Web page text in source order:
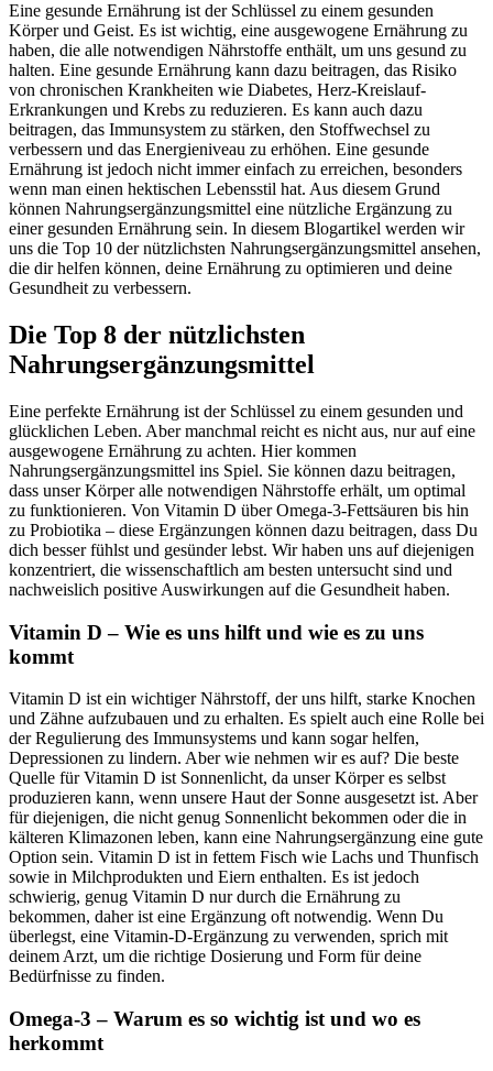
Eine gesunde Ernährung ist der Schlüssel zu einem gesunden
Körper und Geist. Es ist wichtig, eine ausgewogene Ernährung zu
haben, die alle notwendigen Nährstoffe enthält, um uns gesund zu
halten. Eine gesunde Ernährung kann dazu beitragen, das Risiko
von chronischen Krankheiten wie Diabetes, Herz-Kreislauf-
Erkrankungen und Krebs zu reduzieren. Es kann auch dazu
beitragen, das Immunsystem zu stärken, den Stoffwechsel zu
verbessern und das Energieniveau zu erhöhen. Eine gesunde
Ernährung ist jedoch nicht immer einfach zu erreichen, besonders
wenn man einen hektischen Lebensstil hat. Aus diesem Grund
können Nahrungsergänzungsmittel eine nützliche Ergänzung zu
einer gesunden Ernährung sein. In diesem Blogartikel werden wir
uns die Top 10 der nützlichsten Nahrungsergänzungsmittel ansehen,
die dir helfen können, deine Ernährung zu optimieren und deine
Gesundheit zu verbessern.
Die Top 8 der nützlichsten
Nahrungsergänzungsmittel
Eine perfekte Ernährung ist der Schlüssel zu einem gesunden und
glücklichen Leben. Aber manchmal reicht es nicht aus, nur auf eine
ausgewogene Ernährung zu achten. Hier kommen
Nahrungsergänzungsmittel ins Spiel. Sie können dazu beitragen,
dass unser Körper alle notwendigen Nährstoffe erhält, um optimal
zu funktionieren. Von Vitamin D über Omega-3-Fettsäuren bis hin
zu Probiotika – diese Ergänzungen können dazu beitragen, dass Du
dich besser fühlst und gesünder lebst. Wir haben uns auf diejenigen
konzentriert, die wissenschaftlich am besten untersucht sind und
nachweislich positive Auswirkungen auf die Gesundheit haben.
Vitamin D – Wie es uns hilft und wie es zu uns
kommt
Vitamin D ist ein wichtiger Nährstoff, der uns hilft, starke Knochen
und Zähne aufzubauen und zu erhalten. Es spielt auch eine Rolle bei
der Regulierung des Immunsystems und kann sogar helfen,
Depressionen zu lindern. Aber wie nehmen wir es auf? Die beste
Quelle für Vitamin D ist Sonnenlicht, da unser Körper es selbst
produzieren kann, wenn unsere Haut der Sonne ausgesetzt ist. Aber
für diejenigen, die nicht genug Sonnenlicht bekommen oder die in
kälteren Klimazonen leben, kann eine Nahrungsergänzung eine gute
Option sein. Vitamin D ist in fettem Fisch wie Lachs und Thunfisch
sowie in Milchprodukten und Eiern enthalten. Es ist jedoch
schwierig, genug Vitamin D nur durch die Ernährung zu
bekommen, daher ist eine Ergänzung oft notwendig. Wenn Du
überlegst, eine Vitamin-D-Ergänzung zu verwenden, sprich mit
deinem Arzt, um die richtige Dosierung und Form für deine
Bedürfnisse zu finden.
Omega-3 – Warum es so wichtig ist und wo es
herkommt